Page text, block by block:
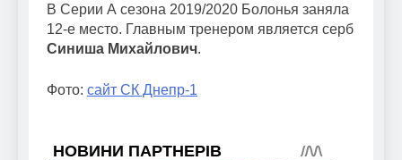
В Серии А сезона 2019/2020 Болонья заняла
12-е место. Главным тренером является серб
Синиша Михайлович.
Фото: сайт СК Днепр-1